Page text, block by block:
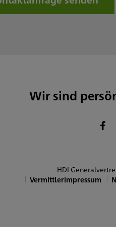
Wir sind
HDI
Vermittlerimpressum